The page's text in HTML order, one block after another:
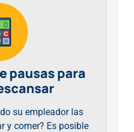
pausas para
su empleador las
y comer? Es posible